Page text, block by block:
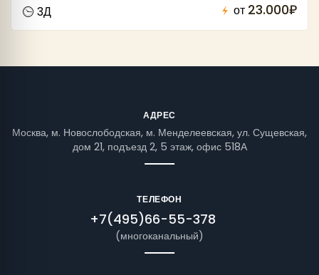
3Д от 23.000₽
АДРЕС
Москва, м. Новослободская, м. Менделеевская, ул. Сущевская,
дом 21, подъезд 2, 5 этаж, офис 518А
ТЕЛЕФОН
+7(495)66-55-378
(многоканальный)